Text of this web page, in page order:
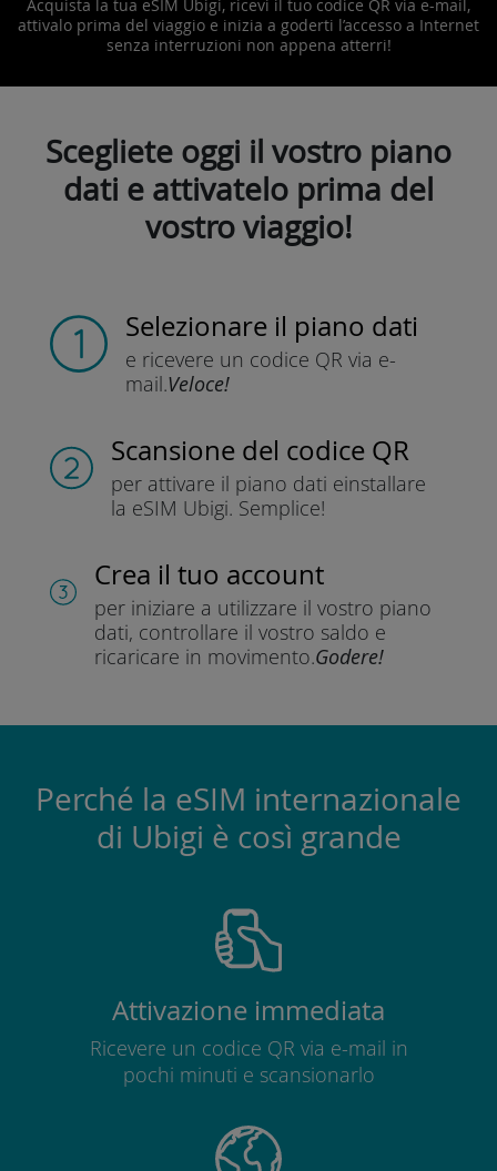
Acquista la tua eSIM Ubigi, ricevi il tuo codice QR via e-mail,
attivalo prima del viaggio e inizia a goderti l’accesso a Internet
senza interruzioni non appena atterri!
Scegliete oggi il vostro piano
dati e attivatelo prima del
vostro viaggio!
Selezionare il piano dati
e ricevere un codice QR via e-
mail.Veloce!
Scansione del codice QR
per attivare il piano dati einstallare
la eSIM Ubigi. Semplice!
Crea il tuo account
per iniziare a utilizzare il vostro piano
dati, controllare il vostro saldo e
ricaricare in movimento.Godere!
Perché la eSIM internazionale
di Ubigi è così grande
Attivazione immediata
Ricevere un codice QR via e-mail in
pochi minuti e scansionarlo